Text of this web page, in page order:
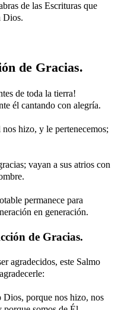
de las Escrituras que
Dios.
de Gracias.
de toda la tierra!
él cantando con alegría.
hizo, y le pertenecemos;
vayan a sus atrios con
permanece para
en generación.
de Gracias.
agradecidos, este Salmo
Dios, porque nos hizo, nos